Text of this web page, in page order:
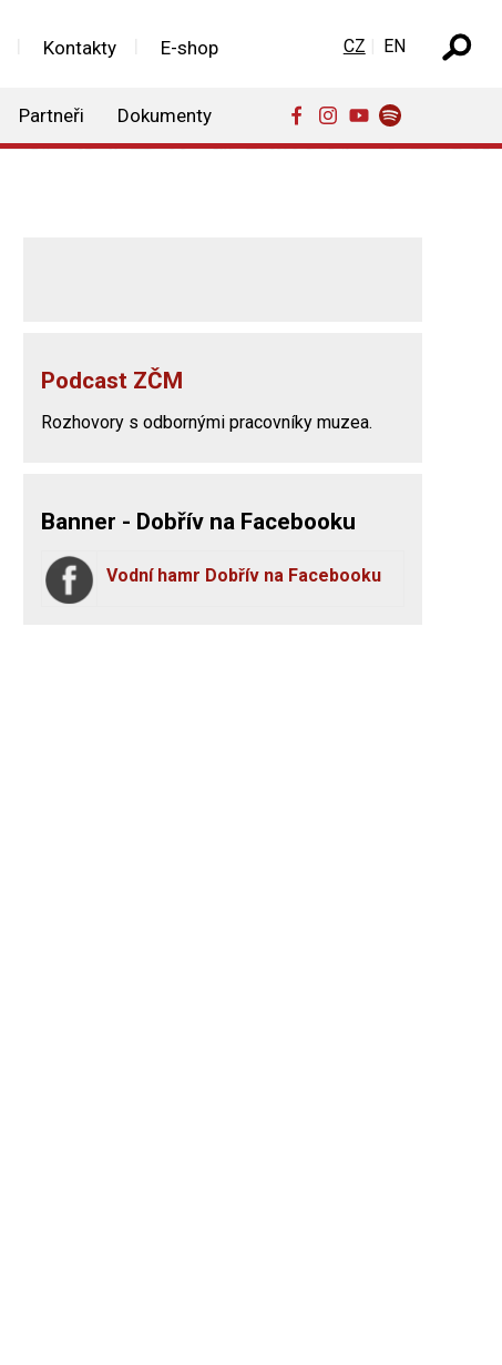
Kontakty E-shop
Partneři Dokumenty
Zvolte jazyk
CZ EN
Podcast ZČM
Rozhovory s odbornými pracovníky muzea.
Banner - Dobřív na Facebooku
Vodní hamr Dobřív na Facebooku